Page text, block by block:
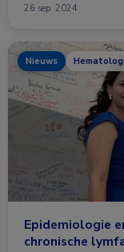
26 sep. 2024
Nieuws
Epidemiologie
chronische